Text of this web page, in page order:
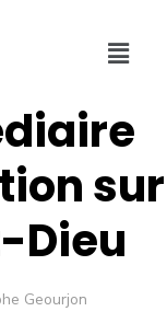
LYON
sur
Dieu
Geourjon